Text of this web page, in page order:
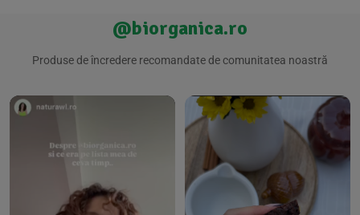
@biorganica.ro
Produse de încredere recomandate de comunitatea noastră